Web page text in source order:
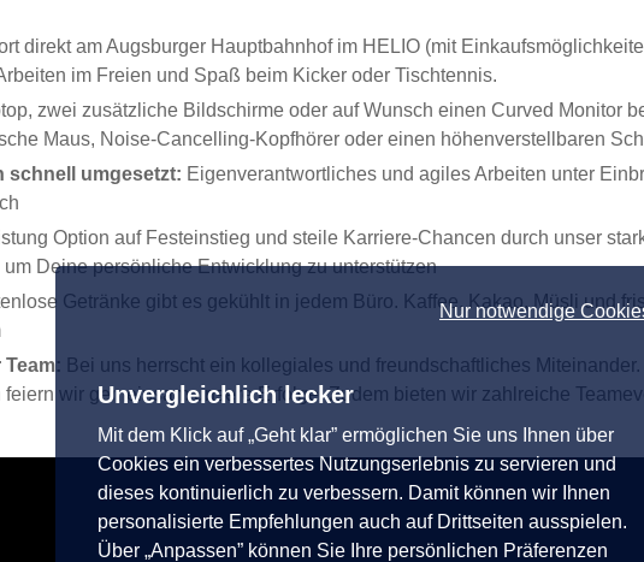
Nur notwendige
Unvergleichlich lecker
Mit dem Klick auf „Geht klar” ermöglichen Sie uns Ihnen über
Cookies ein verbessertes Nutzungserlebnis zu servieren und
dieses kontinuierlich zu verbessern. Damit können wir Ihnen
personalisierte Empfehlungen auch auf Drittseiten ausspielen.
Über „Anpassen” können Sie Ihre persönlichen Präferenzen
direkt am Augsburger Hauptbahnhof im HELIO (mit
im Freien und Spaß beim Kicker oder Tischtennis.
zwei zusätzliche Bildschirme oder auf Wunsch einen Curved Monitor
Maus, Noise-Cancelling-Kopfhörer oder einen höhenverstellbaren
schnell umgesetzt: Eigenverantwortliches und agiles Arbeiten unter
Option auf Festeinstieg und steile Karriere-Chancen durch unser
Deine persönliche Entwicklung zu unterstützen
Getränke gibt es gekühlt in jedem Büro. Kaffee, Kakao, Müsli und
Bei uns herrscht ein kollegiales und freundschaftliches
wir gemeinsam unsere Erfolge. Zudem bieten wir zahlreiche